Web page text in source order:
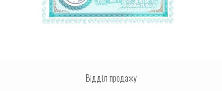
Відділ продажу